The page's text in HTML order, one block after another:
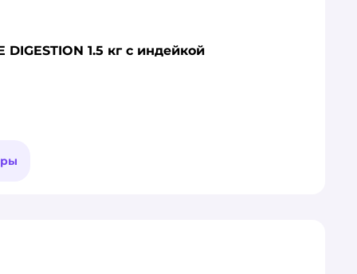
1.5 кг с индейкой